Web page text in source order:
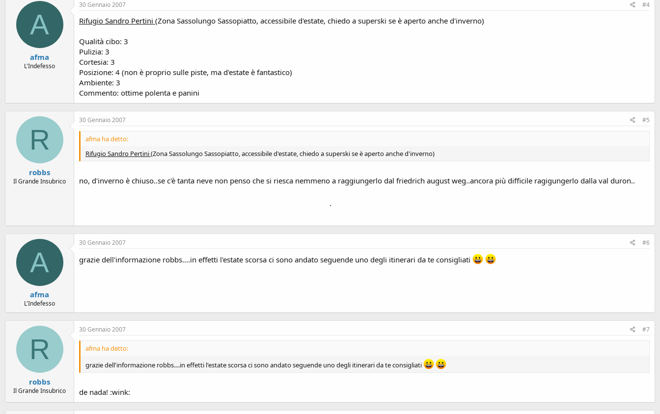
A
afma
L'Indefesso
30 Gennaio 2007 #4
Rifugio Sandro Pertini (Zona Sassolungo Sassopiatto, accessibile d'estate, chiedo a superski se è aperto anche d'inverno)
Qualità cibo: 3
Pulizia: 3
Cortesia: 3
Posizione: 4 (non è proprio sulle piste, ma d'estate è fantastico)
Ambiente: 3
Commento: ottime polenta e panini
R
robbs
Il Grande Insubrico
30 Gennaio 2007 #5
afma ha detto:
Rifugio Sandro Pertini(Zona Sassolungo Sassopiatto, accessibile d'estate, chiedo a superski se è aperto anche d'inverno)
no, d'inverno è chiuso..se c'è tanta neve non penso che si riesca nemmeno a raggiungerlo dal friedrich august weg..ancora più difficile ragigungerlo dalla val duron..
.
A
afma
L'Indefesso
30 Gennaio 2007 #6
grazie dell'informazione robbs....in effetti l'estate scorsa ci sono andato seguende uno degli itinerari da te consigliati
R
robbs
Il Grande Insubrico
30 Gennaio 2007 #7
afma ha detto:
grazie dell'informazione robbs....in effetti l'estate scorsa ci sono andato seguende uno degli itinerari da te consigliati
de nada! :wink: